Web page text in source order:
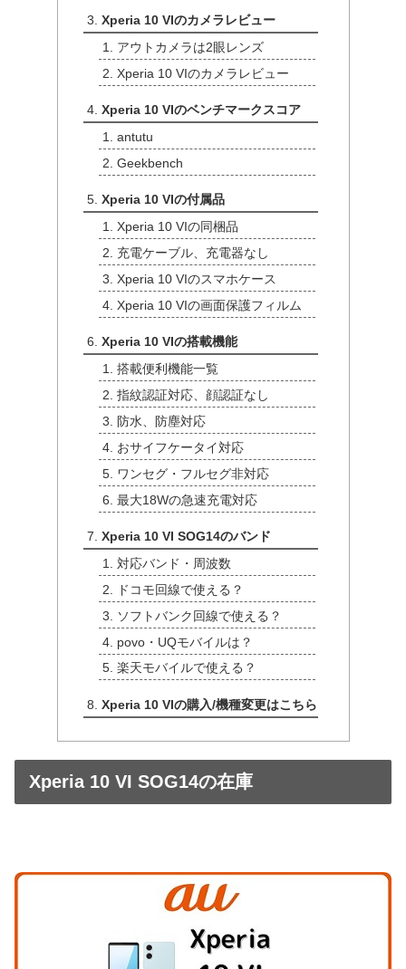
Xperia 10 VIのカメラレビュー
アウトカメラは2眼レンズ
Xperia 10 VIのカメラレビュー
Xperia 10 VIのベンチマークスコア
antutu
Geekbench
Xperia 10 VIの付属品
Xperia 10 VIの同梱品
充電ケーブル、充電器なし
Xperia 10 VIのスマホケース
Xperia 10 VIの画面保護フィルム
Xperia 10 VIの搭載機能
搭載便利機能一覧
指紋認証対応、顔認証なし
防水、防塵対応
おサイフケータイ対応
ワンセグ・フルセグ非対応
最大18Wの急速充電対応
Xperia 10 VI SOG14のバンド
対応バンド・周波数
ドコモ回線で使える？
ソフトバンク回線で使える？
povo・UQモバイルは？
楽天モバイルで使える？
Xperia 10 VIの購入/機種変更はこちら
Xperia 10 VI SOG14の在庫